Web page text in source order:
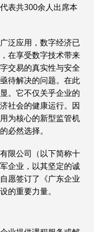
表共300余人出席本
泛应用，数字经济已
在享受数字技术带来
交易的真实性与安全
待解决的问题。在此
。它不仅关乎企业的
社会的健康运行。因
为核心的新型监管机
必然选择。
限公司（以下简称十
企业，以其坚定的诚
愿签订了《广东企业
的重要力量。